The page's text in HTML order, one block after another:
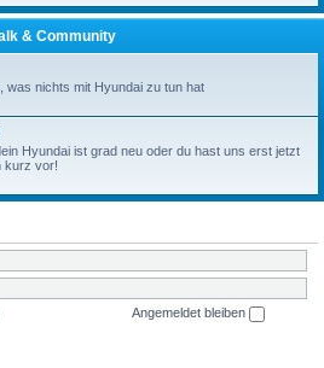
& Community
was nichts mit Hyundai zu tun hat
Hyundai ist grad neu oder du hast uns erst jetzt
kurz vor!
Angemeldet bleiben